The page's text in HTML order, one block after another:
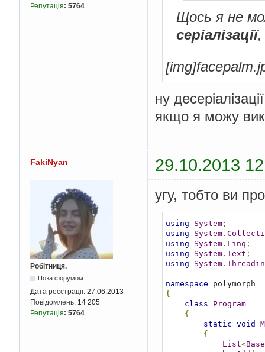
Репутація: 5764
Щось я не
серіалізації,
ну
якщо я можу
FakiNyan 29.10.2013
Робітниця.
Поза форумом
Дата реєстрації: 27.06.2013
Повідомлень: 14 205
Репутація: 5764
угу, тобто ви
using System;
using
System.
using
System. Linq ;
using
System. Text ;
using
System.
namespace
{
class
Program
{
static void
{
List<